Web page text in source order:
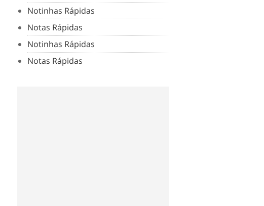
Notinhas Rápidas
Notas Rápidas
Notinhas Rápidas
Notas Rápidas